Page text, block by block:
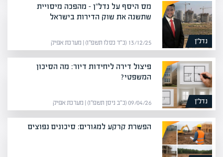
נדל”ן
מס היסף על נדל"ן – מהפכה מיסויית
שתשנה את שוק הדירות בישראל
13/12/25 (כ״ד כסלו תשפ״ו) | מערכת אפיק
נדל”ן
פיצול דירה ליחידות דיור: מה הסיכון
המשפטי?
09/04/26 (כ״ב ניסן תשפ״ו) | מערכת אפיק
הפשרת קרקע למגורים: סיכונים נפוצים